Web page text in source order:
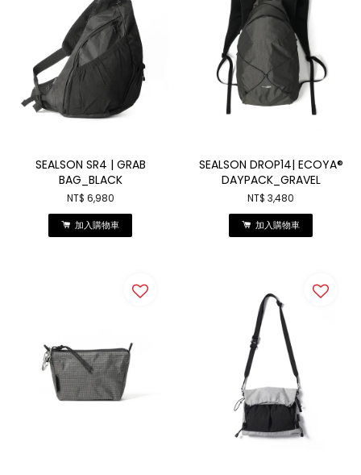
SEALSON SR4 | GRAB
BAG_BLACK
NT$ 6,980
加入購物車
SEALSON DROP14| ECOYA®
DAYPACK_GRAVEL
NT$ 3,480
加入購物車